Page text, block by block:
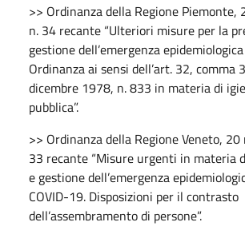
>> Ordinanza della Regione Piemonte,
n. 34 recante “Ulteriori misure per la
gestione dell’emergenza
Ordinanza ai sensi dell’art. 32, comma
dicembre 1978, n. 833 in materia di
pubblica”.
>> Ordinanza della Regione Veneto,
33 recante “Misure urgenti in materia
e gestione dell’emergenza
COVID-19. Disposizioni per il contrasto
dell’assembramento di persone”.